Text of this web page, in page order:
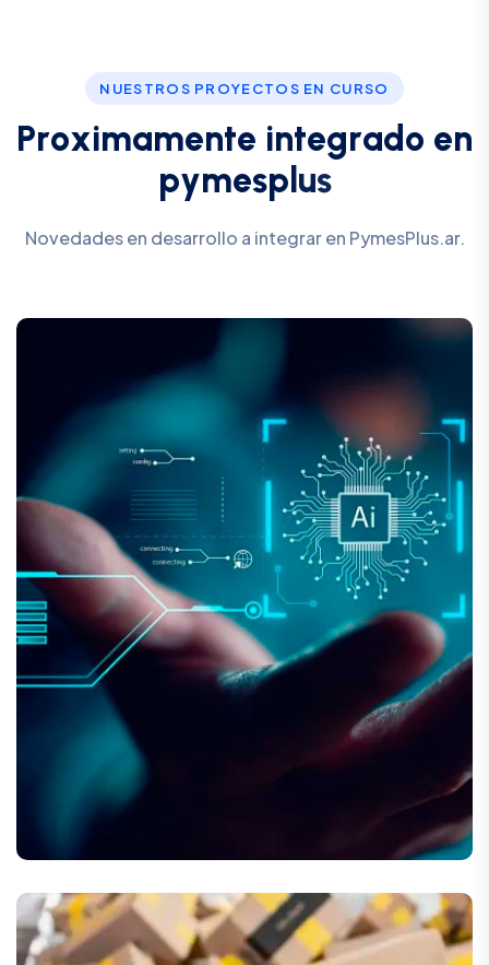
NUESTROS PROYECTOS EN CURSO
Proximamente integrado en
pymesp us
Novedades en desarrollo a integrar en PymesPlus.ar.